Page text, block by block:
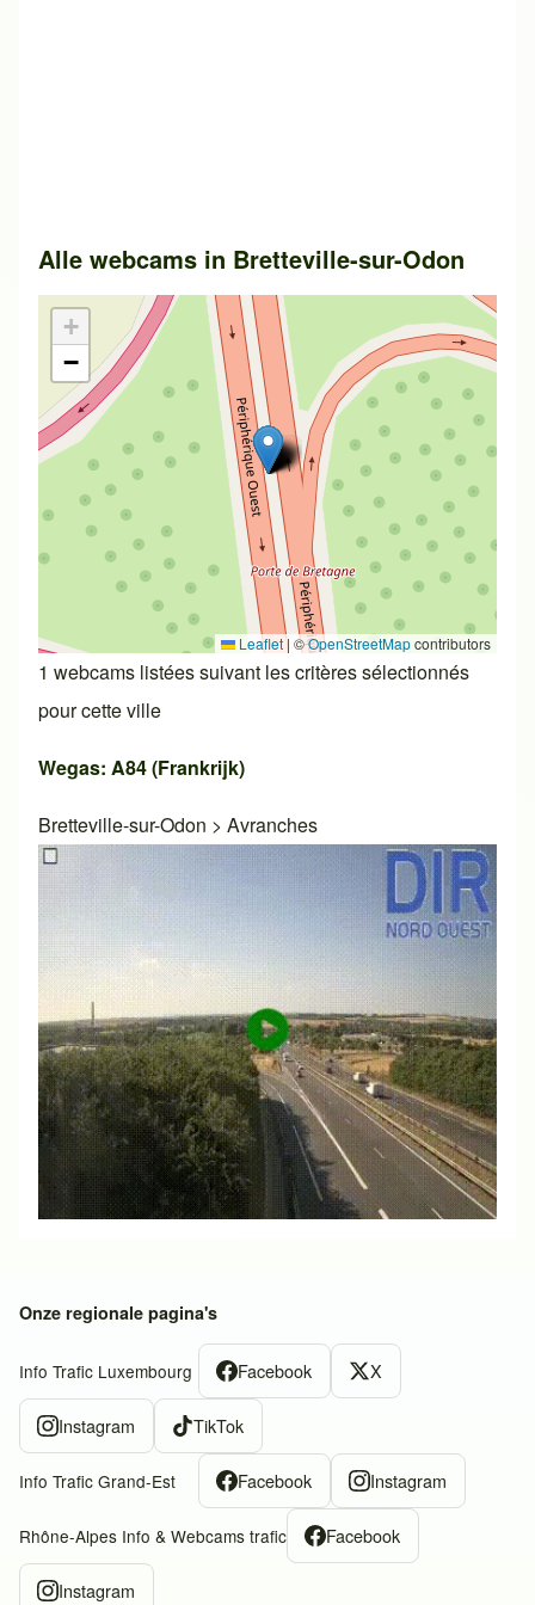
Alle webcams in Bretteville-sur-Odon
+
−
Leaflet| ©OpenStreetMapcontributors
1 webcams listées suivant les critères sélectionnés
pour cette ville
Wegas: A84 (Frankrijk)
Bretteville-sur-Odon > Avranches
Onze regionale pagina's
Info Trafic Luxembourg Facebook X
Instagram TikTok
Info Trafic Grand-Est Facebook Instagram
Rhône-Alpes Info & Webcams trafic Facebook
Instagram